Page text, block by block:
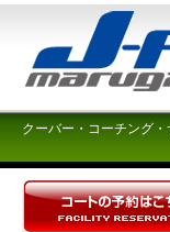
クーバー・コーチング